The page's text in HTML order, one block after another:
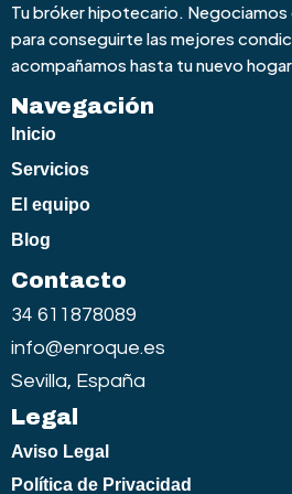
Tu bróker hipotecario. Negociamos
para conseguirte las mejores
acompañamos hasta tu nuevo hogar
Navegación
Inicio
Servicios
El equipo
Blog
Contacto
34 611878089
info@enroque.es
Sevilla, España
Legal
Aviso Legal
Política de Privacidad